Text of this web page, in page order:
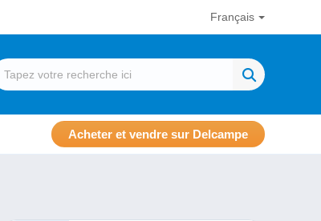
Français
Acheter et vendre sur Delcampe